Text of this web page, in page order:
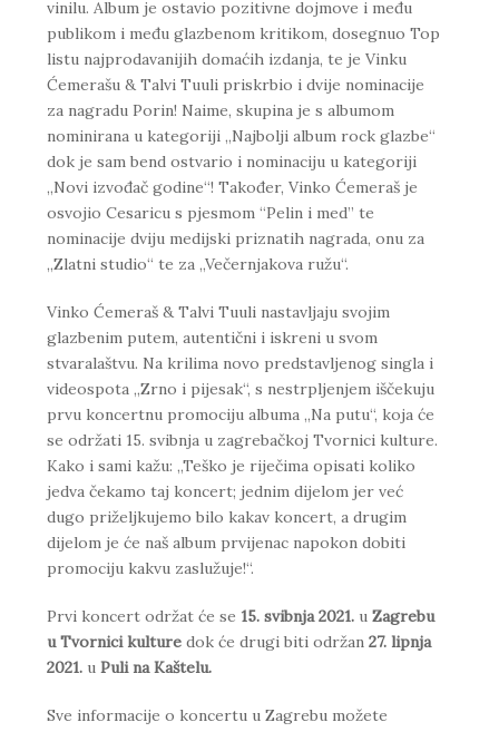
vinilu. Album je ostavio pozitivne dojmove i među
publikom i među glazbenom kritikom, dosegnuo Top
listu najprodavanijih domaćih izdanja, te je Vinku
Ćemerašu & Talvi Tuuli priskrbio i dvije nominacije
za nagradu Porin! Naime, skupina je s albumom
nominirana u kategoriji „Najbolji album rock glazbe“
dok je sam bend ostvario i nominaciju u kategoriji
„Novi izvođač godine“! Također, Vinko Ćemeraš je
osvojio Cesaricu s pjesmom “Pelin i med” te
nominacije dviju medijski priznatih nagrada, onu za
„Zlatni studio“ te za „Večernjakova ružu“.
Vinko Ćemeraš & Talvi Tuuli nastavljaju svojim
glazbenim putem, autentični i iskreni u svom
stvaralaštvu. Na krilima novo predstavljenog singla i
videospota „Zrno i pijesak“, s nestrpljenjem iščekuju
prvu koncertnu promociju albuma „Na putu“, koja će
se održati 15. svibnja u zagrebačkoj Tvornici kulture.
Kako i sami kažu: „Teško je riječima opisati koliko
jedva čekamo taj koncert; jednim dijelom jer već
dugo priželjkujemo bilo kakav koncert, a drugim
dijelom je će naš album prvijenac napokon dobiti
promociju kakvu zaslužuje!“.
Prvi koncert održat će se 15. svibnja 2021. uZagrebu
u Tvornici kulture dok će drugi biti održan27. lipnja
2021. uPuli na Kaštelu.
Sve informacije o koncertu u Zagrebu možete